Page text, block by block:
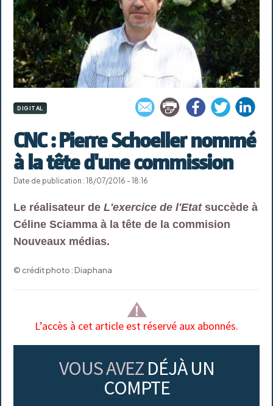
DIGITAL
CNC : Pierre Schoeller nommé
à la tête d'une commission
Date de publication : 18/07/2016 - 18:16
Le réalisateur deL'exercice de l'Etatsuccède à
Céline Sciamma à la tête de la commision
Nouveaux médias.
© crédit photo : Diaphana
L’accès à cet article est réservé aux abonnés.
VOUS AVEZ DÉJÀ UN
COMPTE